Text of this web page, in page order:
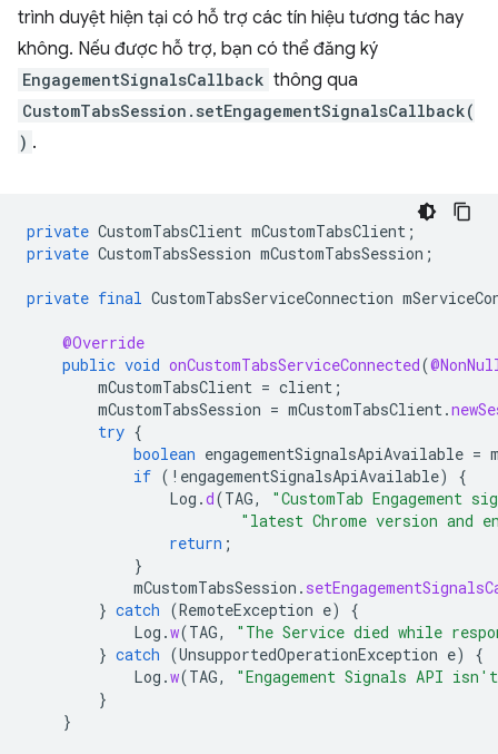
trình duyệt hiện tại có hỗ trợ các tín hiệu tương tác hay
không. Nếu được hỗ trợ, bạn có thể đăng ký
EngagementSignalsCallback thông qua
CustomTabsSession.setEngagementSignalsCallback(
) .
private CustomTabsClient mCustomTabsClient ;
private CustomTabsSession mCustomTabsSession ;
private final CustomTabsServiceConnection
@Override
public void onCustomTabsServiceConnected(
mCustomTabsClient = client ;
mCustomTabsSession = mCustomTabsClient.
try {
boolean engagementSignalsApiAvailable =
if ( ! engagementSignalsApiAvailable)
{
Log .d(TAG,
"CustomTab
"latest Chrome version and
return ;
}
mCustomTabsSession .
} catch (RemoteException e)
{
Log .w(TAG,
"The Service died while
} catch (UnsupportedOperationException e)
{
Log .w(TAG,
"Engagement Signals API
}
}